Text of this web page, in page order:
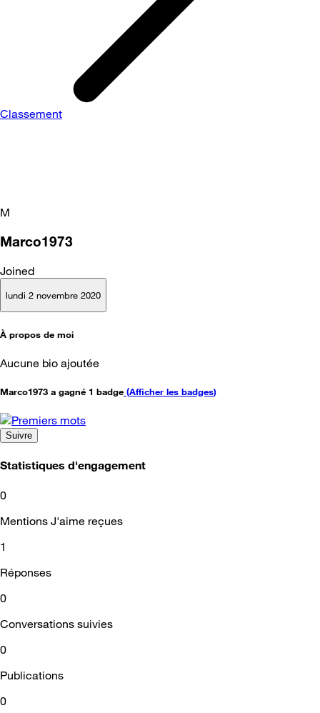
Classement
M
Marco1973
Joined
lundi 2 novembre 2020
À propos de moi
Aucune bio ajoutée
Marco1973 a gagné 1 badge (Afficher les badges)
Suivre
Statistiques d'engagement
0
Mentions J'aime reçues
1
Réponses
0
Conversations suivies
0
Publications
0